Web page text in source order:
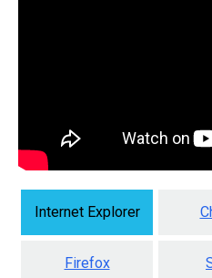
Internet Explorer
Firefox